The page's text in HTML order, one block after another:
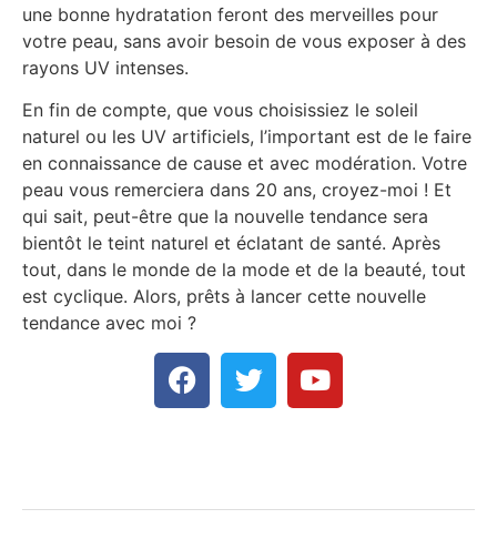
une bonne hydratation feront des merveilles pour
votre peau, sans avoir besoin de vous exposer à des
rayons UV intenses.
En fin de compte, que vous choisissiez le soleil
naturel ou les UV artificiels, l’important est de le faire
en connaissance de cause et avec modération. Votre
peau vous remerciera dans 20 ans, croyez-moi ! Et
qui sait, peut-être que la nouvelle tendance sera
bientôt le teint naturel et éclatant de santé. Après
tout, dans le monde de la mode et de la beauté, tout
est cyclique. Alors, prêts à lancer cette nouvelle
tendance avec moi ?